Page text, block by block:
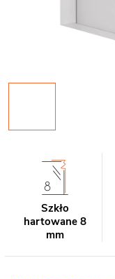
Szkło
hartowane 8
mm